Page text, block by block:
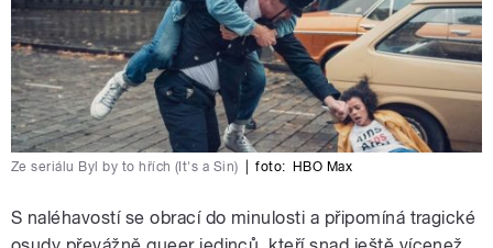
Ze seriálu Byl by to hřích (It's a Sin) foto: HBO Max
S naléhavostí se obrací do minulosti a připomíná tragické